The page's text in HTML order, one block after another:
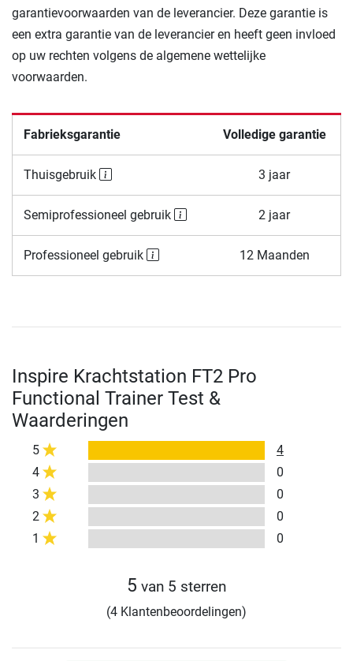
garantievoorwaarden van de leverancier. Deze garantie is
een extra garantie van de leverancier en heeft geen invloed
op uw rechten volgens de algemene wettelijke
voorwaarden.
Fabrieksgarantie Volledige garantie
Thuisgebruik 3 jaar
Semiprofessioneel gebruik 2 jaar
Professioneel gebruik 12 Maanden
Inspire Krachtstation FT2 Pro
Functional Trainer Test &
Waarderingen
5
4
4
0
3
0
2
0
1
0
5 van 5 sterren
(4 Klantenbeoordelingen)